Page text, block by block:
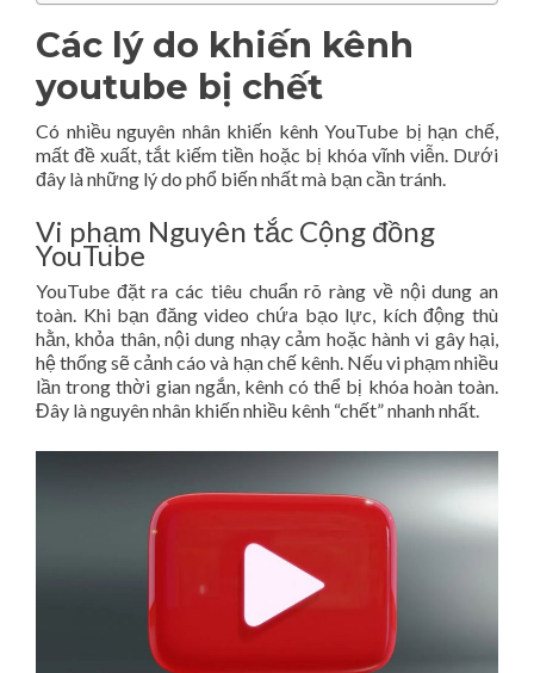
Các lý do khiến kênh
youtube bị chết
Có nhiều nguyên nhân khiến kênh YouTube bị hạn chế,
mất đề xuất, tắt kiếm tiền hoặc bị khóa vĩnh viễn. Dưới
đây là những lý do phổ biến nhất mà bạn cần tránh.
Vi phạm Nguyên tắc Cộng đồng
YouTube
YouTube đặt ra các tiêu chuẩn rõ ràng về nội dung an
toàn. Khi bạn đăng video chứa bạo lực, kích động thù
hằn, khỏa thân, nội dung nhạy cảm hoặc hành vi gây hại,
hệ thống sẽ cảnh cáo và hạn chế kênh. Nếu vi phạm nhiều
lần trong thời gian ngắn, kênh có thể bị khóa hoàn toàn.
Đây là nguyên nhân khiến nhiều kênh “chết” nhanh nhất.